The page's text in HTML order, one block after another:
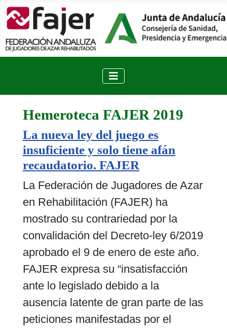
Hemeroteca FAJER 2019
La nueva ley del juego es
insuficiente y solo tiene afán
recaudatorio. FAJER
La Federación de Jugadores de Azar
en Rehabilitación (FAJER) ha
mostrado su contrariedad por la
convalidación del Decreto-ley 6/2019
aprobado el 9 de enero de este año.
FAJER expresa su “insatisfacción
ante lo legislado debido a la
ausencia latente de gran parte de las
peticiones manifestadas por el